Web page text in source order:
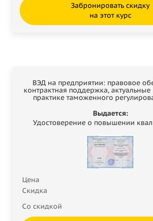
Забронировать скидку
на этот курс
ВЭД на предприятии: правовое
контрактная поддержка,
практике таможенного
Выдается:
Удостоверение о повышении
Цена
Скидка
Со скидкой